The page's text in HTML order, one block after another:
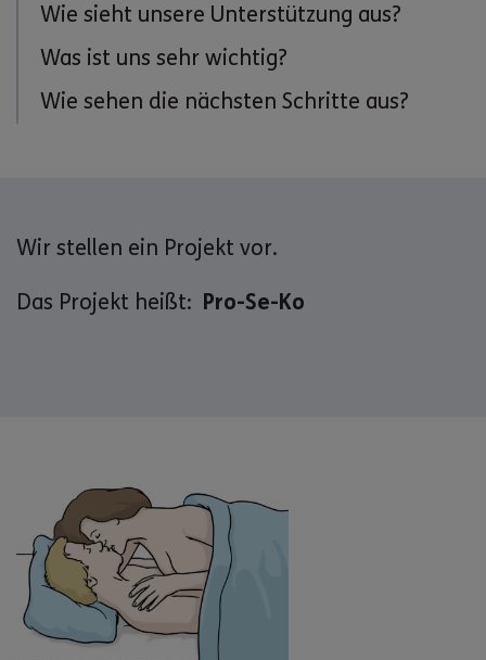
Wie sieht unsere Unterstützung aus?
Was ist uns sehr wichtig?
Wie sehen die nächsten Schritte aus?
Wir stellen ein Projekt vor.
Das Projekt heißt: Pro-Se-Ko